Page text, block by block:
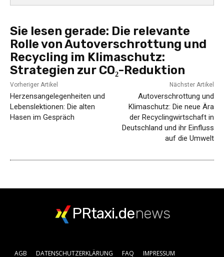
Sie lesen gerade: Die relevante
Rolle von Autoverschrottung und
Recycling im Klimaschutz:
Strategien zur CO₂-Reduktion
Vorheriger Artikel
Herzensangelegenheiten und
Lebenslektionen: Die alten
Hasen im Gespräch
Nächster Artikel
Autoverschrottung und
Klimaschutz: Die neue Ära
der Recyclingwirtschaft in
Deutschland und ihr Einfluss
auf die Umwelt
PRtaxi.denews
AGB DATENSCHUTZERKLÄRUNG FAQ IMPRESSUM